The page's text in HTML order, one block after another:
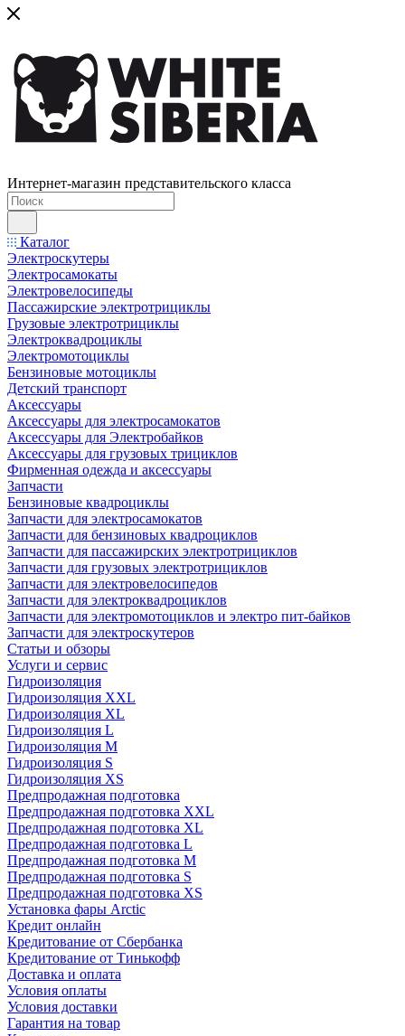
Интернет-магазин представительского класса
Каталог
Электроскутеры
Электросамокаты
Электровелосипеды
Пассажирские электротрициклы
Грузовые электротрициклы
Электроквадроциклы
Электромотоциклы
Бензиновые мотоциклы
Детский транспорт
Аксессуары
Аксессуары для электросамокатов
Аксессуары для Электробайков
Аксессуары для грузовых трициклов
Фирменная одежда и аксессуары
Запчасти
Бензиновые квадроциклы
Запчасти для электросамокатов
Запчасти для бензиновых квадроциклов
Запчасти для пассажирских электротрициклов
Запчасти для грузовых электротрициклов
Запчасти для электровелосипедов
Запчасти для электроквадроциклов
Запчасти для электромотоциклов и электро пит-байков
Запчасти для электроскутеров
Статьи и обзоры
Услуги и сервис
Гидроизоляция
Гидроизоляция XXL
Гидроизоляция XL
Гидроизоляция L
Гидроизоляция M
Гидроизоляция S
Гидроизоляция XS
Предпродажная подготовка
Предпродажная подготовка XXL
Предпродажная подготовка XL
Предпродажная подготовка L
Предпродажная подготовка M
Предпродажная подготовка S
Предпродажная подготовка XS
Установка фары Arctic
Кредит онлайн
Кредитование от Сбербанка
Кредитование от Тинькофф
Доставка и оплата
Условия оплаты
Условия доставки
Гарантия на товар